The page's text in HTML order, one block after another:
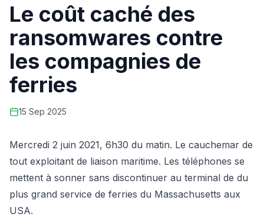
Le coût caché des
ransomwares contre
les compagnies de
ferries
15 Sep 2025
Mercredi 2 juin 2021, 6h30 du matin. Le cauchemar de
tout exploitant de liaison maritime. Les téléphones se
mettent à sonner sans discontinuer au terminal de du
plus grand service de ferries du Massachusetts aux
USA.